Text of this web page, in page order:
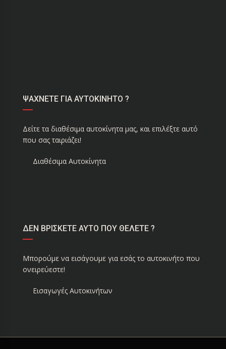
ΨΑΧΝΕΤΕ ΓΙΑ ΑΥΤΟΚΙΝΗΤΟ ?
Δείτε τα διαθέσιμα αυτοκίνητα μας, και επιλέξτε αυτό
που σας ταιριάζει!
Διαθέσιμα Αυτοκίνητα
ΔΕΝ ΒΡΙΣΚΕΤΕ ΑΥΤΟ ΠΟΥ ΘΕΛΕΤΕ ?
Μπορούμε να εισάγουμε για εσάς το αυτοκινήτο που
ονειρεύεστε!
Εισαγωγές Αυτοκινήτων